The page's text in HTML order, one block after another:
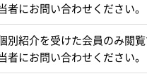
者にお問い合わせください。
別紹介を受けた会員のみ閲覧
者にお問い合わせください。